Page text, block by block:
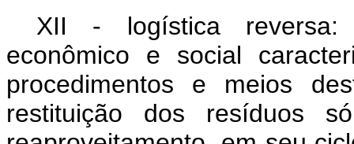
XII - logística reversa:
econômico e social
procedimentos e meios
restituição dos resíduos